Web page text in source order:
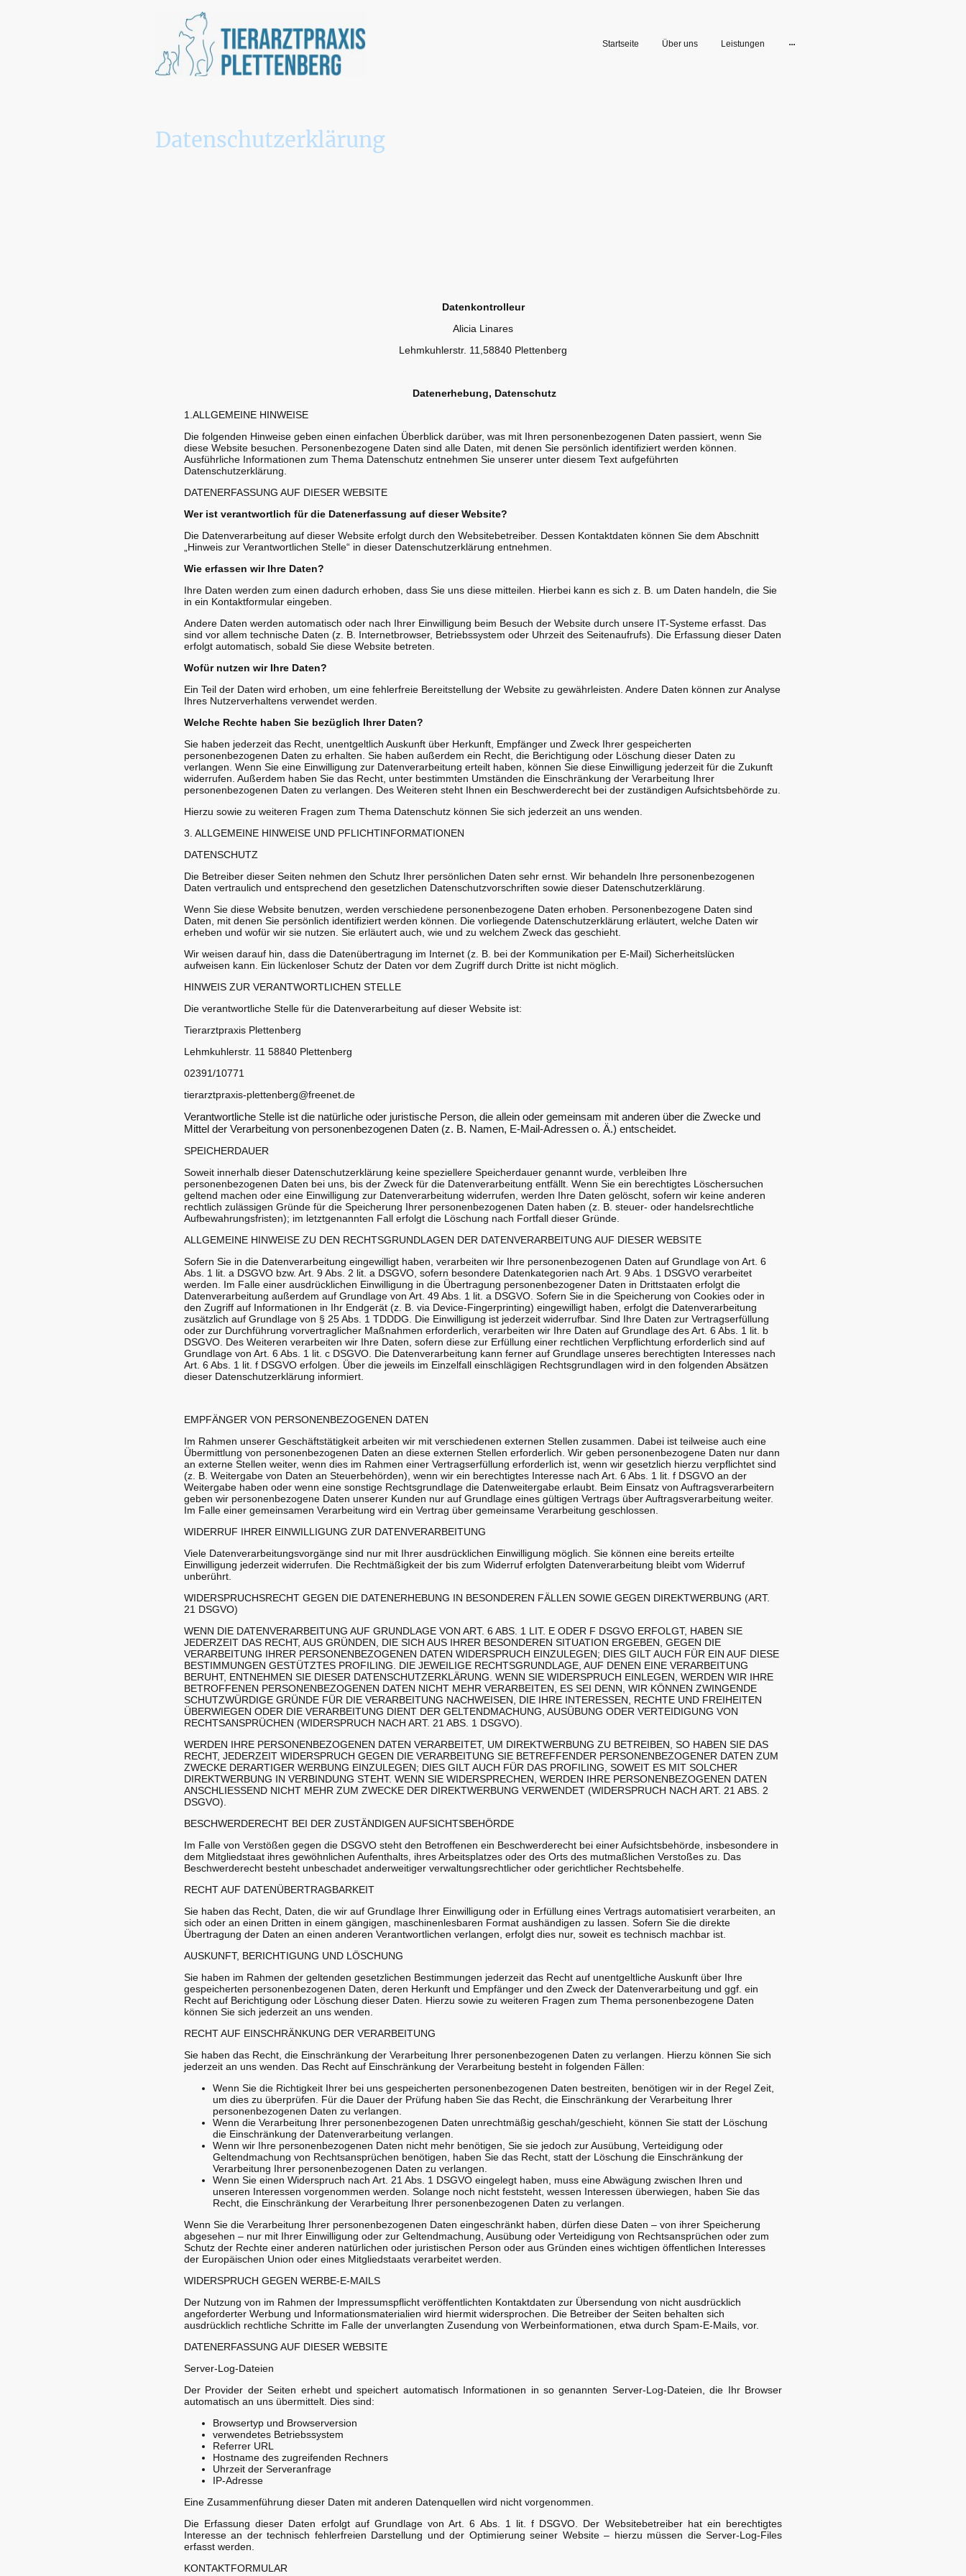
Startseite Über uns Leistungen
Datenschutzerklärung
Datenkontrolleur
Alicia Linares
Lehmkuhlerstr. 11,58840 Plettenberg
Datenerhebung, Datenschutz
1.ALLGEMEINE HINWEISE
Die folgenden Hinweise geben einen einfachen Überblick darüber, was mit Ihren personenbezogenen Daten passiert, wenn Sie
diese Website besuchen. Personenbezogene Daten sind alle Daten, mit denen Sie persönlich identifiziert werden können.
Ausführliche Informationen zum Thema Datenschutz entnehmen Sie unserer unter diesem Text aufgeführten
Datenschutzerklärung.
DATENERFASSUNG AUF DIESER WEBSITE
Wer ist verantwortlich für die Datenerfassung auf dieser Website?
Die Datenverarbeitung auf dieser Website erfolgt durch den Websitebetreiber. Dessen Kontaktdaten können Sie dem Abschnitt
„Hinweis zur Verantwortlichen Stelle“ in dieser Datenschutzerklärung entnehmen.
Wie erfassen wir Ihre Daten?
Ihre Daten werden zum einen dadurch erhoben, dass Sie uns diese mitteilen. Hierbei kann es sich z. B. um Daten handeln, die Sie
in ein Kontaktformular eingeben.
Andere Daten werden automatisch oder nach Ihrer Einwilligung beim Besuch der Website durch unsere IT-Systeme erfasst. Das
sind vor allem technische Daten (z. B. Internetbrowser, Betriebssystem oder Uhrzeit des Seitenaufrufs). Die Erfassung dieser Daten
erfolgt automatisch, sobald Sie diese Website betreten.
Wofür nutzen wir Ihre Daten?
Ein Teil der Daten wird erhoben, um eine fehlerfreie Bereitstellung der Website zu gewährleisten. Andere Daten können zur Analyse
Ihres Nutzerverhaltens verwendet werden.
Welche Rechte haben Sie bezüglich Ihrer Daten?
Sie haben jederzeit das Recht, unentgeltlich Auskunft über Herkunft, Empfänger und Zweck Ihrer gespeicherten
personenbezogenen Daten zu erhalten. Sie haben außerdem ein Recht, die Berichtigung oder Löschung dieser Daten zu
verlangen. Wenn Sie eine Einwilligung zur Datenverarbeitung erteilt haben, können Sie diese Einwilligung jederzeit für die Zukunft
widerrufen. Außerdem haben Sie das Recht, unter bestimmten Umständen die Einschränkung der Verarbeitung Ihrer
personenbezogenen Daten zu verlangen. Des Weiteren steht Ihnen ein Beschwerderecht bei der zuständigen Aufsichtsbehörde zu.
Hierzu sowie zu weiteren Fragen zum Thema Datenschutz können Sie sich jederzeit an uns wenden.
3. ALLGEMEINE HINWEISE UND PFLICHT­INFORMATIONEN
DATENSCHUTZ
Die Betreiber dieser Seiten nehmen den Schutz Ihrer persönlichen Daten sehr ernst. Wir behandeln Ihre personenbezogenen
Daten vertraulich und entsprechend den gesetzlichen Datenschutzvorschriften sowie dieser Datenschutzerklärung.
Wenn Sie diese Website benutzen, werden verschiedene personenbezogene Daten erhoben. Personenbezogene Daten sind
Daten, mit denen Sie persönlich identifiziert werden können. Die vorliegende Datenschutzerklärung erläutert, welche Daten wir
erheben und wofür wir sie nutzen. Sie erläutert auch, wie und zu welchem Zweck das geschieht.
Wir weisen darauf hin, dass die Datenübertragung im Internet (z. B. bei der Kommunikation per E-Mail) Sicherheitslücken
aufweisen kann. Ein lückenloser Schutz der Daten vor dem Zugriff durch Dritte ist nicht möglich.
HINWEIS ZUR VERANTWORTLICHEN STELLE
Die verantwortliche Stelle für die Datenverarbeitung auf dieser Website ist:
Tierarztpraxis Plettenberg
Lehmkuhlerstr. 11 58840 Plettenberg
02391/10771
tierarztpraxis-plettenberg@freenet.de
Verantwortliche Stelle ist die natürliche oder juristische Person, die allein oder gemeinsam mit anderen über die Zwecke und
Mittel der Verarbeitung von personenbezogenen Daten (z. B. Namen, E-Mail-Adressen o. Ä.) entscheidet.
SPEICHERDAUER
Soweit innerhalb dieser Datenschutzerklärung keine speziellere Speicherdauer genannt wurde, verbleiben Ihre
personenbezogenen Daten bei uns, bis der Zweck für die Datenverarbeitung entfällt. Wenn Sie ein berechtigtes Löschersuchen
geltend machen oder eine Einwilligung zur Datenverarbeitung widerrufen, werden Ihre Daten gelöscht, sofern wir keine anderen
rechtlich zulässigen Gründe für die Speicherung Ihrer personenbezogenen Daten haben (z. B. steuer- oder handelsrechtliche
Aufbewahrungsfristen); im letztgenannten Fall erfolgt die Löschung nach Fortfall dieser Gründe.
ALLGEMEINE HINWEISE ZU DEN RECHTSGRUNDLAGEN DER DATENVERARBEITUNG AUF DIESER WEBSITE
Sofern Sie in die Datenverarbeitung eingewilligt haben, verarbeiten wir Ihre personenbezogenen Daten auf Grundlage von Art. 6
Abs. 1 lit. a DSGVO bzw. Art. 9 Abs. 2 lit. a DSGVO, sofern besondere Datenkategorien nach Art. 9 Abs. 1 DSGVO verarbeitet
werden. Im Falle einer ausdrücklichen Einwilligung in die Übertragung personenbezogener Daten in Drittstaaten erfolgt die
Datenverarbeitung außerdem auf Grundlage von Art. 49 Abs. 1 lit. a DSGVO. Sofern Sie in die Speicherung von Cookies oder in
den Zugriff auf Informationen in Ihr Endgerät (z. B. via Device-Fingerprinting) eingewilligt haben, erfolgt die Datenverarbeitung
zusätzlich auf Grundlage von § 25 Abs. 1 TDDDG. Die Einwilligung ist jederzeit widerrufbar. Sind Ihre Daten zur Vertragserfüllung
oder zur Durchführung vorvertraglicher Maßnahmen erforderlich, verarbeiten wir Ihre Daten auf Grundlage des Art. 6 Abs. 1 lit. b
DSGVO. Des Weiteren verarbeiten wir Ihre Daten, sofern diese zur Erfüllung einer rechtlichen Verpflichtung erforderlich sind auf
Grundlage von Art. 6 Abs. 1 lit. c DSGVO. Die Datenverarbeitung kann ferner auf Grundlage unseres berechtigten Interesses nach
Art. 6 Abs. 1 lit. f DSGVO erfolgen. Über die jeweils im Einzelfall einschlägigen Rechtsgrundlagen wird in den folgenden Absätzen
dieser Datenschutzerklärung informiert.
EMPFÄNGER VON PERSONENBEZOGENEN DATEN
Im Rahmen unserer Geschäftstätigkeit arbeiten wir mit verschiedenen externen Stellen zusammen. Dabei ist teilweise auch eine
Übermittlung von personenbezogenen Daten an diese externen Stellen erforderlich. Wir geben personenbezogene Daten nur dann
an externe Stellen weiter, wenn dies im Rahmen einer Vertragserfüllung erforderlich ist, wenn wir gesetzlich hierzu verpflichtet sind
(z. B. Weitergabe von Daten an Steuerbehörden), wenn wir ein berechtigtes Interesse nach Art. 6 Abs. 1 lit. f DSGVO an der
Weitergabe haben oder wenn eine sonstige Rechtsgrundlage die Datenweitergabe erlaubt. Beim Einsatz von Auftragsverarbeitern
geben wir personenbezogene Daten unserer Kunden nur auf Grundlage eines gültigen Vertrags über Auftragsverarbeitung weiter.
Im Falle einer gemeinsamen Verarbeitung wird ein Vertrag über gemeinsame Verarbeitung geschlossen.
WIDERRUF IHRER EINWILLIGUNG ZUR DATENVERARBEITUNG
Viele Datenverarbeitungsvorgänge sind nur mit Ihrer ausdrücklichen Einwilligung möglich. Sie können eine bereits erteilte
Einwilligung jederzeit widerrufen. Die Rechtmäßigkeit der bis zum Widerruf erfolgten Datenverarbeitung bleibt vom Widerruf
unberührt.
WIDERSPRUCHSRECHT GEGEN DIE DATENERHEBUNG IN BESONDEREN FÄLLEN SOWIE GEGEN DIREKTWERBUNG (ART.
21 DSGVO)
WENN DIE DATENVERARBEITUNG AUF GRUNDLAGE VON ART. 6 ABS. 1 LIT. E ODER F DSGVO ERFOLGT, HABEN SIE
JEDERZEIT DAS RECHT, AUS GRÜNDEN, DIE SICH AUS IHRER BESONDEREN SITUATION ERGEBEN, GEGEN DIE
VERARBEITUNG IHRER PERSONENBEZOGENEN DATEN WIDERSPRUCH EINZULEGEN; DIES GILT AUCH FÜR EIN AUF DIESE
BESTIMMUNGEN GESTÜTZTES PROFILING. DIE JEWEILIGE RECHTSGRUNDLAGE, AUF DENEN EINE VERARBEITUNG
BERUHT, ENTNEHMEN SIE DIESER DATENSCHUTZERKLÄRUNG. WENN SIE WIDERSPRUCH EINLEGEN, WERDEN WIR IHRE
BETROFFENEN PERSONENBEZOGENEN DATEN NICHT MEHR VERARBEITEN, ES SEI DENN, WIR KÖNNEN ZWINGENDE
SCHUTZWÜRDIGE GRÜNDE FÜR DIE VERARBEITUNG NACHWEISEN, DIE IHRE INTERESSEN, RECHTE UND FREIHEITEN
ÜBERWIEGEN ODER DIE VERARBEITUNG DIENT DER GELTENDMACHUNG, AUSÜBUNG ODER VERTEIDIGUNG VON
RECHTSANSPRÜCHEN (WIDERSPRUCH NACH ART. 21 ABS. 1 DSGVO).
WERDEN IHRE PERSONENBEZOGENEN DATEN VERARBEITET, UM DIREKTWERBUNG ZU BETREIBEN, SO HABEN SIE DAS
RECHT, JEDERZEIT WIDERSPRUCH GEGEN DIE VERARBEITUNG SIE BETREFFENDER PERSONENBEZOGENER DATEN ZUM
ZWECKE DERARTIGER WERBUNG EINZULEGEN; DIES GILT AUCH FÜR DAS PROFILING, SOWEIT ES MIT SOLCHER
DIREKTWERBUNG IN VERBINDUNG STEHT. WENN SIE WIDERSPRECHEN, WERDEN IHRE PERSONENBEZOGENEN DATEN
ANSCHLIESSEND NICHT MEHR ZUM ZWECKE DER DIREKTWERBUNG VERWENDET (WIDERSPRUCH NACH ART. 21 ABS. 2
DSGVO).
BESCHWERDE­RECHT BEI DER ZUSTÄNDIGEN AUFSICHTS­BEHÖRDE
Im Falle von Verstößen gegen die DSGVO steht den Betroffenen ein Beschwerderecht bei einer Aufsichtsbehörde, insbesondere in
dem Mitgliedstaat ihres gewöhnlichen Aufenthalts, ihres Arbeitsplatzes oder des Orts des mutmaßlichen Verstoßes zu. Das
Beschwerderecht besteht unbeschadet anderweitiger verwaltungsrechtlicher oder gerichtlicher Rechtsbehelfe.
RECHT AUF DATEN­ÜBERTRAG­BARKEIT
Sie haben das Recht, Daten, die wir auf Grundlage Ihrer Einwilligung oder in Erfüllung eines Vertrags automatisiert verarbeiten, an
sich oder an einen Dritten in einem gängigen, maschinenlesbaren Format aushändigen zu lassen. Sofern Sie die direkte
Übertragung der Daten an einen anderen Verantwortlichen verlangen, erfolgt dies nur, soweit es technisch machbar ist.
AUSKUNFT, BERICHTIGUNG UND LÖSCHUNG
Sie haben im Rahmen der geltenden gesetzlichen Bestimmungen jederzeit das Recht auf unentgeltliche Auskunft über Ihre
gespeicherten personenbezogenen Daten, deren Herkunft und Empfänger und den Zweck der Datenverarbeitung und ggf. ein
Recht auf Berichtigung oder Löschung dieser Daten. Hierzu sowie zu weiteren Fragen zum Thema personenbezogene Daten
können Sie sich jederzeit an uns wenden.
RECHT AUF EINSCHRÄNKUNG DER VERARBEITUNG
Sie haben das Recht, die Einschränkung der Verarbeitung Ihrer personenbezogenen Daten zu verlangen. Hierzu können Sie sich
jederzeit an uns wenden. Das Recht auf Einschränkung der Verarbeitung besteht in folgenden Fällen:
Wenn Sie die Richtigkeit Ihrer bei uns gespeicherten personenbezogenen Daten bestreiten, benötigen wir in der Regel Zeit,
um dies zu überprüfen. Für die Dauer der Prüfung haben Sie das Recht, die Einschränkung der Verarbeitung Ihrer
personenbezogenen Daten zu verlangen.
Wenn die Verarbeitung Ihrer personenbezogenen Daten unrechtmäßig geschah/geschieht, können Sie statt der Löschung
die Einschränkung der Datenverarbeitung verlangen.
Wenn wir Ihre personenbezogenen Daten nicht mehr benötigen, Sie sie jedoch zur Ausübung, Verteidigung oder
Geltendmachung von Rechtsansprüchen benötigen, haben Sie das Recht, statt der Löschung die Einschränkung der
Verarbeitung Ihrer personenbezogenen Daten zu verlangen.
Wenn Sie einen Widerspruch nach Art. 21 Abs. 1 DSGVO eingelegt haben, muss eine Abwägung zwischen Ihren und
unseren Interessen vorgenommen werden. Solange noch nicht feststeht, wessen Interessen überwiegen, haben Sie das
Recht, die Einschränkung der Verarbeitung Ihrer personenbezogenen Daten zu verlangen.
Wenn Sie die Verarbeitung Ihrer personenbezogenen Daten eingeschränkt haben, dürfen diese Daten – von ihrer Speicherung
abgesehen – nur mit Ihrer Einwilligung oder zur Geltendmachung, Ausübung oder Verteidigung von Rechtsansprüchen oder zum
Schutz der Rechte einer anderen natürlichen oder juristischen Person oder aus Gründen eines wichtigen öffentlichen Interesses
der Europäischen Union oder eines Mitgliedstaats verarbeitet werden.
WIDERSPRUCH GEGEN WERBE-E-MAILS
Der Nutzung von im Rahmen der Impressumspflicht veröffentlichten Kontaktdaten zur Übersendung von nicht ausdrücklich
angeforderter Werbung und Informationsmaterialien wird hiermit widersprochen. Die Betreiber der Seiten behalten sich
ausdrücklich rechtliche Schritte im Falle der unverlangten Zusendung von Werbeinformationen, etwa durch Spam-E-Mails, vor.
DATENERFASSUNG AUF DIESER WEBSITE
Server-Log-Dateien
Der Provider der Seiten erhebt und speichert automatisch Informationen in so genannten Server-Log-Dateien, die Ihr Browser
automatisch an uns übermittelt. Dies sind:
Browsertyp und Browserversion
verwendetes Betriebssystem
Referrer URL
Hostname des zugreifenden Rechners
Uhrzeit der Serveranfrage
IP-Adresse
Eine Zusammenführung dieser Daten mit anderen Datenquellen wird nicht vorgenommen.
Die Erfassung dieser Daten erfolgt auf Grundlage von Art. 6 Abs. 1 lit. f DSGVO. Der Websitebetreiber hat ein berechtigtes
Interesse an der technisch fehlerfreien Darstellung und der Optimierung seiner Website – hierzu müssen die Server-Log-Files
erfasst werden.
KONTAKTFORMULAR